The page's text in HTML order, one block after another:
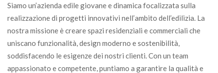
Siamo un’azienda edile giovane e dinamica focalizzata sulla
realizzazione di progetti innovativi nell’ambito dell’edilizia. La
nostra missione è creare spazi residenziali e commerciali che
uniscano funzionalità, design moderno e sostenibilità,
soddisfacendo le esigenze dei nostri clienti. Con un team
appassionato e competente, puntiamo a garantire la qualità e